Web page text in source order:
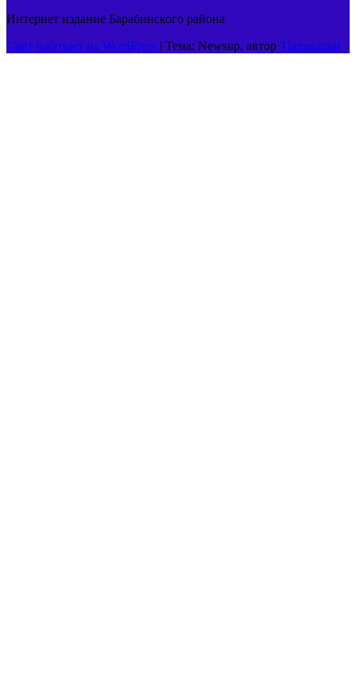
Интернет издание Барабинского района
Сайт работает на WordPress | Тема: Newsup, автор Themeansar